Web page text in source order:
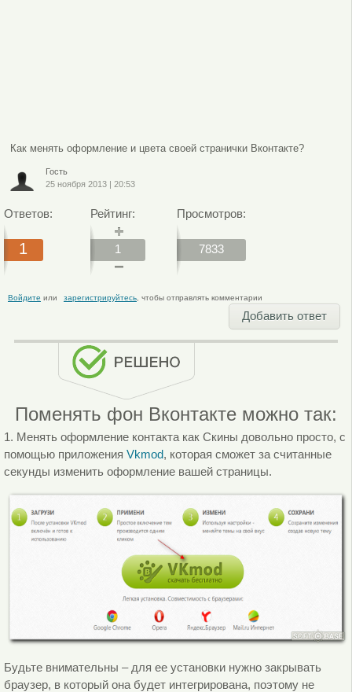
Как менять оформление и цвета своей странички Вконтакте?
Гость
25 ноября 2013| 20:53
Ответов:
1
Рейтинг:
1
Просмотров:
7833
Войдите или зарегистрируйтесь, чтобы отправлять комментарии
Добавить ответ
Поменять фон Вконтакте можно так:
1. Менять оформление контакта как Скины довольно просто, с
помощью приложения Vkmod, которая сможет за считанные
секунды изменить оформление вашей страницы.
Будьте внимательны – для ее установки нужно закрывать
браузер, в который она будет интегрирована, поэтому не